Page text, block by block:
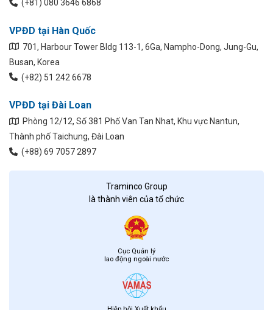
(+81) 080 3646 6868
VPĐD tại Hàn Quốc
701, Harbour Tower Bldg 113-1, 6Ga, Nampho-Dong, Jung-Gu,
Busan, Korea
(+82) 51 242 6678
VPĐD tại Đài Loan
Phòng 12/12, Số 381 Phố Van Tan Nhat, Khu vực Nantun,
Thành phố Taichung, Đài Loan
(+88) 69 7057 2897
Traminco Group
là thành viên của tổ chức
Cục Quản lý
lao động ngoài nước